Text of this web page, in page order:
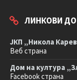
ЛИНКОВИ
ЈКП „Никола
Веб страна
Дом на култура
Facebook страна